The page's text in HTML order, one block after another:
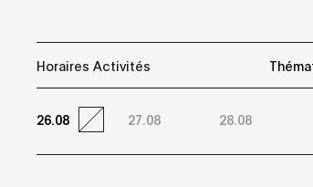
Horaires Activités
26.08 27.08 28.08